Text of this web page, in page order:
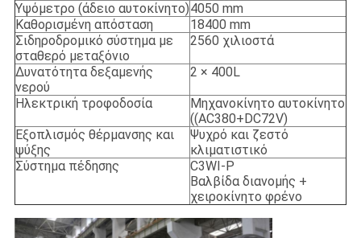
Υψόμετρο (άδειο αυτοκίνητο)4050 mm
Καθορισμένη απόσταση
18400 mm
Σιδηροδρομικό σύστημα με
σταθερό μεταξόνιο
2560 χιλιοστά
Δυνατότητα δεξαμενής
νερού
2 × 400L
Ηλεκτρική τροφοδοσία
Μηχανοκίνητο αυτοκίνητο
((AC380+DC72V)
Εξοπλισμός θέρμανσης και
ψύξης
Ψυχρό και ζεστό
κλιματιστικό
Σύστημα πέδησης
C3WI-P
Βαλβίδα διανομής +
χειροκίνητο φρένο